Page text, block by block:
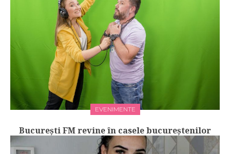
EVENIMENTE
Bucureşti FM revine în casele bucureștenilor